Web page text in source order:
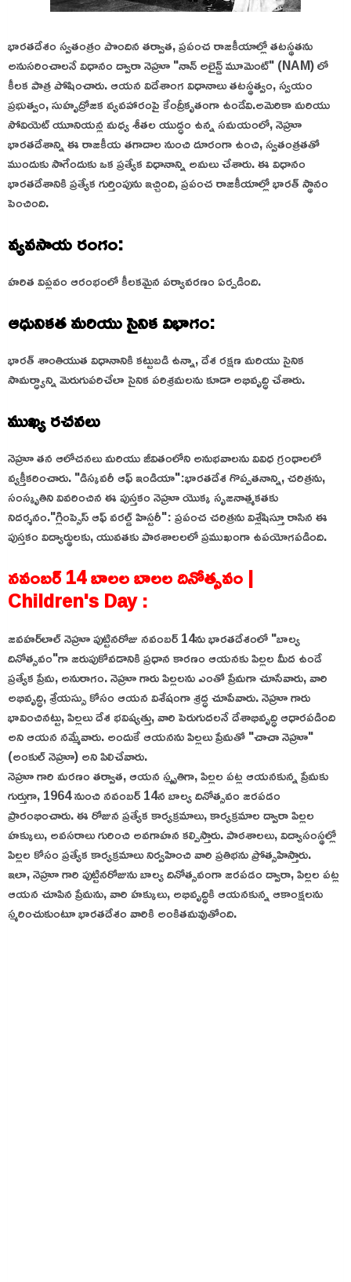
భారతదేశం స్వతంత్రం పొందిన తర్వాత, ప్రపంచ రాజకీయాల్లో తటస్థతను
అనుసరించాలనే విధానం ద్వారా నెహ్రూ "నాన్ అలైన్డ్ మూమెంట్" (NAM) లో
కీలక పాత్ర పోషించారు. ఆయన విదేశాంగ విధానాలు తటస్థత్వం, స్వయం
ప్రభుత్వం, సుహృద్రోజక వ్యవహారంపై కేంద్రీకృతంగా ఉండేవి.అమెరికా మరియు
సోవియెట్ యూనియన్ల మధ్య శీతల యుద్ధం ఉన్న సమయంలో, నెహ్రూ
భారతదేశాన్ని ఈ రాజకీయ తగాదాల నుంచి దూరంగా ఉంచి, స్వతంత్రతతో
ముందుకు సాగేందుకు ఒక ప్రత్యేక విధానాన్ని అమలు చేశారు. ఈ విధానం
భారతదేశానికి ప్రత్యేక గుర్తింపును ఇచ్చింది, ప్రపంచ రాజకీయాల్లో భారత్ స్థానం
పెంచింది.
వ్యవసాయ రంగం:
హరిత విప్లవం ఆరంభంలో కీలకమైన పర్యావరణం ఏర్పడింది.
ఆధునికత మరియు సైనిక విభాగం:
భారత్ శాంతియుత విధానానికి కట్టుబడి ఉన్నా, దేశ రక్షణ మరియు సైనిక
సామర్ధ్యాన్ని మెరుగుపరిచేలా సైనిక పరిశ్రమలను కూడా అభివృద్ధి చేశారు.
ముఖ్య రచనలు
నెహ్రూ తన ఆలోచనలు మరియు జీవితంలోని అనుభవాలను వివిధ గ్రంథాలలో
వ్యక్తీకరించారు."డిస్కవరీ ఆఫ్ ఇండియా":భారతదేశ గొప్పతనాన్ని, చరిత్రను,
సంస్కృతిని వివరించిన ఈ పుస్తకం నెహ్రూ యొక్క సృజనాత్మకతకు
నిదర్శనం."గ్లింప్సెస్ ఆఫ్ వరల్డ్ హిస్టరీ": ప్రపంచ చరిత్రను విశ్లేషిస్తూ రాసిన ఈ
పుస్తకం విద్యార్థులకు, యువతకు పాఠశాలలలో ప్రముఖంగా ఉపయోగపడింది.
నవంబర్ 14 బాలల బాలల దినోత్సవం |
Children's Day :
జవహర్‌లాల్ నెహ్రూ పుట్టినరోజు నవంబర్ 14ను భారతదేశంలో "బాల్య
దినోత్సవం"గా జరుపుకోవడానికి ప్రధాన కారణం ఆయనకు పిల్లల మీద ఉండే
ప్రత్యేక ప్రేమ, అనురాగం. నెహ్రూ గారు పిల్లలను ఎంతో ప్రేమగా చూసేవారు, వారి
అభివృద్ధి, శ్రేయస్సు కోసం ఆయన విశేషంగా శ్రద్ధ చూపేవారు. నెహ్రూ గారు
భావించినట్టు, పిల్లలు దేశ భవిష్యత్తు, వారి పెరుగుదలనే దేశాభివృద్ధి ఆధారపడింది
అని ఆయన నమ్మేవారు. అందుకే ఆయనను పిల్లలు ప్రేమతో "చాచా నెహ్రూ"
(అంకుల్ నెహ్రూ) అని పిలిచేవారు.
నెహ్రూ గారి మరణం తర్వాత, ఆయన స్మృతిగా, పిల్లల పట్ల ఆయనకున్న ప్రేమకు
గుర్తుగా, 1964 నుంచి నవంబర్ 14న బాల్య దినోత్సవం జరపడం
ప్రారంభించారు. ఈ రోజున ప్రత్యేక కార్యక్రమాలు, కార్యక్రమాల ద్వారా పిల్లల
హక్కులు, అవసరాలు గురించి అవగాహన కల్పిస్తారు. పాఠశాలలు, విద్యాసంస్థల్లో
పిల్లల కోసం ప్రత్యేక కార్యక్రమాలు నిర్వహించి వారి ప్రతిభను ప్రోత్సహిస్తారు.
ఇలా, నెహ్రూ గారి పుట్టినరోజును బాల్య దినోత్సవంగా జరపడం ద్వారా, పిల్లల పట్ల
ఆయన చూపిన ప్రేమను, వారి హక్కులు, అభివృద్ధికి ఆయనకున్న ఆకాంక్షలను
స్మరించుకుంటూ భారతదేశం వారికి అంకితమవుతోంది.